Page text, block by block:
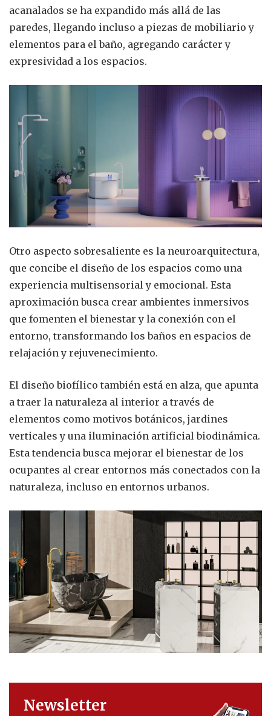
acanalados se ha expandido más allá de las
paredes, llegando incluso a piezas de mobiliario y
elementos para el baño, agregando carácter y
expresividad a los espacios.
Otro aspecto sobresaliente es la neuroarquitectura,
que concibe el diseño de los espacios como una
experiencia multisensorial y emocional. Esta
aproximación busca crear ambientes inmersivos
que fomenten el bienestar y la conexión con el
entorno, transformando los baños en espacios de
relajación y rejuvenecimiento.
El diseño biofílico también está en alza, que apunta
a traer la naturaleza al interior a través de
elementos como motivos botánicos, jardines
verticales y una iluminación artificial biodinámica.
Esta tendencia busca mejorar el bienestar de los
ocupantes al crear entornos más conectados con la
naturaleza, incluso en entornos urbanos.
Newsletter